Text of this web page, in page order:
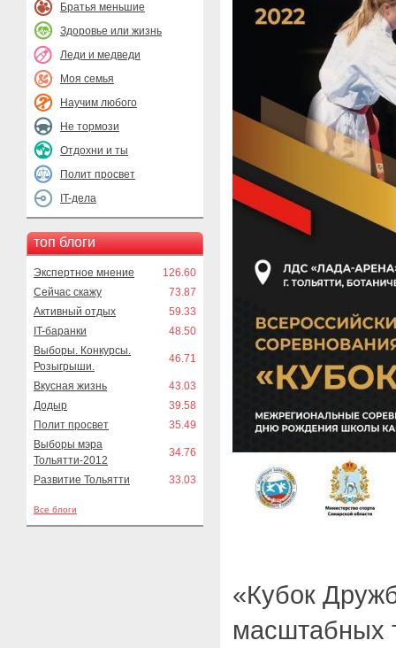
Братья меньшие
Здоровье или жизнь
Леди и медведи
Моя семья
Научим любого
Не тормози
Отдохни и ты
Полит просвет
IT-дела
топ блоги
Экспертное мнение
126.60
Сейчас скажу
73.87
Активный отдых
59.33
IT-баранки
48.50
Выборы. Конкурсы.
Розыгрыши.
46.71
Вкусная жизнь
43.03
Додыр
39.58
Полит просвет
35.49
Выборы мэра
Тольятти-2012
34.76
Развитие Тольятти 33.03
Все блоги
«Кубок
масштабных